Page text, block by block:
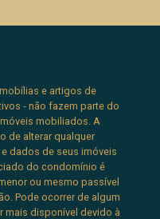
e artigos de
- não fazem parte do
mobiliados. A
de alterar qualquer
dados de seus imóveis
do condomínio é
ou mesmo passível
Pode ocorrer de algum
mais disponível devido à